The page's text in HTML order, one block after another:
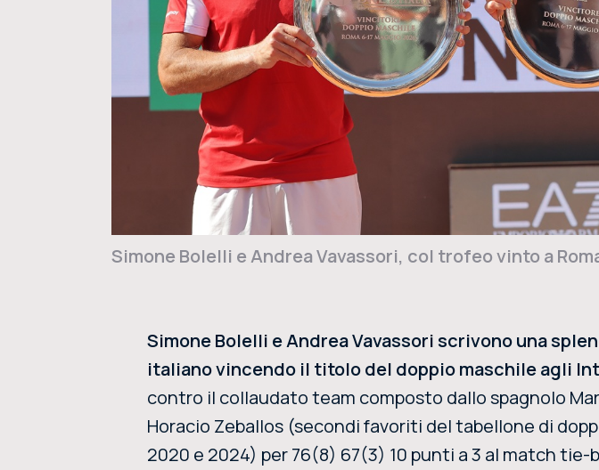
Simone Bolelli e Andrea Vavassori, col trofeo vinto a
Simone Bolelli e Andrea Vavassori scrivono una
italiano vincendo il titolo del doppio maschile agli
contro il collaudato team composto dallo spagnolo
Horacio Zeballos (secondi favoriti del tabellone di
2020 e 2024) per 76(8) 67(3) 10 punti a 3 al match